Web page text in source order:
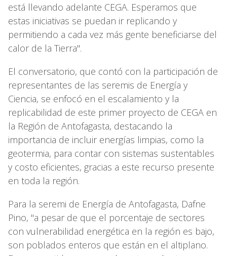
está llevando adelante CEGA. Esperamos que
estas iniciativas se puedan ir replicando y
permitiendo a cada vez más gente beneficiarse del
calor de la Tierra".
El conversatorio, que contó con la participación de
representantes de las seremis de Energía y
Ciencia, se enfocó en el escalamiento y la
replicabilidad de este primer proyecto de CEGA en
la Región de Antofagasta, destacando la
importancia de incluir energías limpias, como la
geotermia, para contar con sistemas sustentables
y costo eficientes, gracias a este recurso presente
en toda la región.
Para la seremi de Energía de Antofagasta, Dafne
Pino, "a pesar de que el porcentaje de sectores
con vulnerabilidad energética en la región es bajo,
son poblados enteros que están en el altiplano.